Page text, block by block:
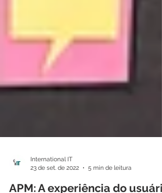
23 de set. de 2022
5 min de leitura